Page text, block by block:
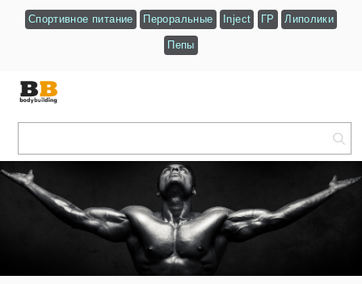
Спортивное питание Пероральные Inject ГР Липолики
Пепы